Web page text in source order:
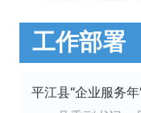
工作部署
平江县“企业服务